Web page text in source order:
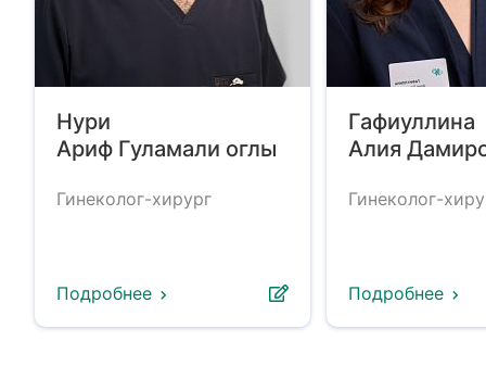
Нури
Ариф Гуламали оглы
Гинеколог-хирург
Подробнее
Гафиуллина
Алия
Гинеколог-
Подробнее